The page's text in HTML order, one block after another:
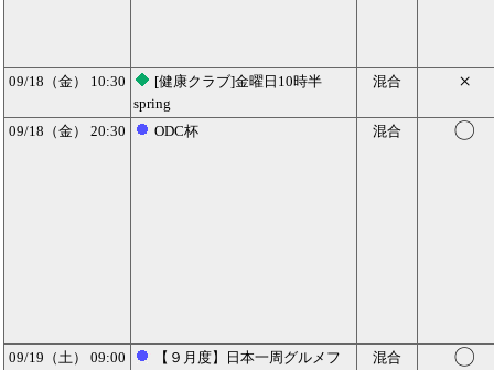
09/18（金） 10:30
[健康クラブ]金曜日10時半
spring
混合 ×
09/18（金） 20:30 ODC杯 混合 〇
09/19（土） 09:00
【９月度】日本一周グルメフ
混合 〇